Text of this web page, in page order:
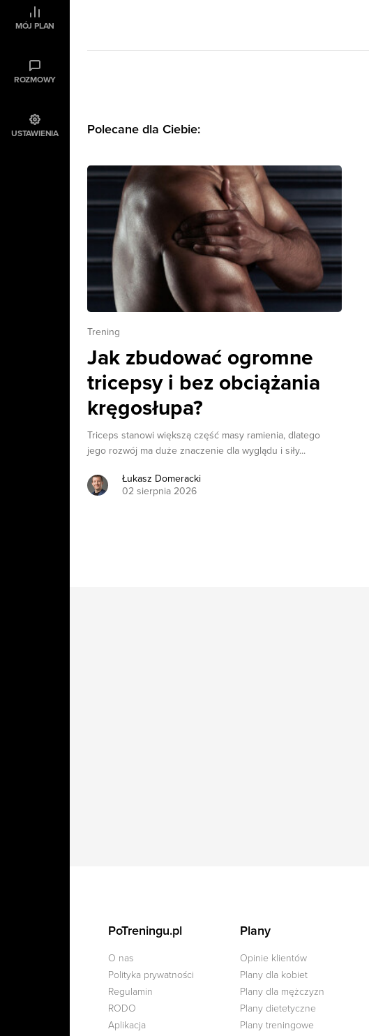
MÓJ PLAN
ROZMOWY
USTAWIENIA Polecane dla Ciebie:
Trening
Jak zbudować ogromne
tricepsy i bez obciążania
kręgosłupa?
Triceps stanowi większą część masy ramienia, dlatego
jego rozwój ma duże znaczenie dla wyglądu i siły...
Łukasz Domeracki
02 sierpnia 2026
PoTreningu.pl
O nas
Polityka prywatności
Regulamin
RODO
Aplikacja
Plany
Opinie klientów
Plany dla kobiet
Plany dla mężczyzn
Plany dietetyczne
Plany treningowe